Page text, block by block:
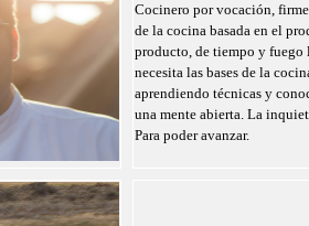
Cocinero por vocación,
de la cocina basada en el
producto, de tiempo y fuego
necesita las bases de la
aprendiendo técnicas y
una mente abierta. La
Para poder avanzar.